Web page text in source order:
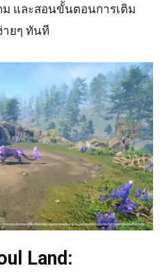
และสอนขั้นตอนการเติม
ยๆ ทันที
Land: